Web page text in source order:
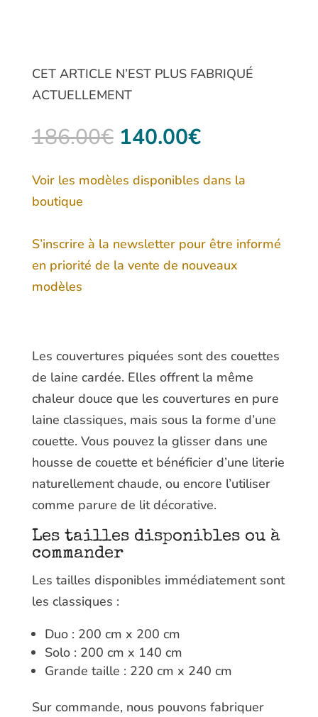
CET ARTICLE N’EST PLUS FABRIQUÉ
ACTUELLEMENT
186.00€ Le
initial
140.00€Le
actuel
Voir les modèles disponibles dans la
boutique
S’inscrire à la newsletter pour être informé
en priorité de la vente de nouveaux
modèles
Les couvertures piquées sont des couettes
de laine cardée. Elles offrent la même
chaleur douce que les couvertures en pure
laine classiques, mais sous la forme d’une
couette. Vous pouvez la glisser dans une
housse de couette et bénéficier d’une literie
naturellement chaude, ou encore l’utiliser
comme parure de lit décorative.
Les tailles disponibles ou à
commander
Les tailles disponibles immédiatement sont
les classiques :
Duo : 200 cm x 200 cm
Solo : 200 cm x 140 cm
Grande taille : 220 cm x 240 cm
Sur commande, nous pouvons fabriquer